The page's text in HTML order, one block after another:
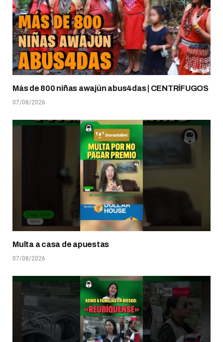
Más de 800 niñas awajún abus4das | CENTRÍFUGOS
07/08/2026
Multa a casa de apuestas
07/08/2026